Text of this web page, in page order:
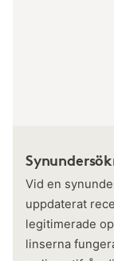
Vid en
uppdaterat
legitimerade
linserna